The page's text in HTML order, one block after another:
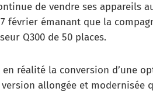
de vendre ses appareils
février émanant que la
Q300 de 50 places.
en réalité la conversion d’une
allongée et modernisée